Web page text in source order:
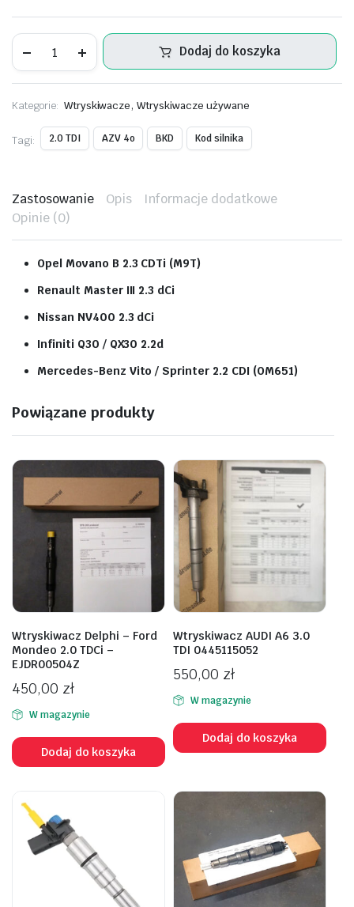
Wtryskiwacz
Bosch
0445110939
ilość
Dodaj do koszyka
Kategorie: Wtryskiwacze, Wtryskiwacze używane
Tagi: 2.0 TDI AZV 4o BKD Kod silnika
Zastosowanie Opis
Informacje dodatkowe
Opinie (0)
Opel Movano B 2.3 CDTi (M9T)
Renault Master III 2.3 dCi
Nissan NV400 2.3 dCi
Infiniti Q30 / QX30 2.2d
Mercedes-Benz Vito / Sprinter 2.2 CDI (OM651)
Powiązane produkty
Wtryskiwacz Delphi – Ford
Mondeo 2.0 TDCi –
EJDR00504Z
450,00 zł
W magazynie
Dodaj do koszyka
Wtryskiwacz AUDI A6 3.0
TDI 0445115052
550,00 zł
W magazynie
Dodaj do koszyka